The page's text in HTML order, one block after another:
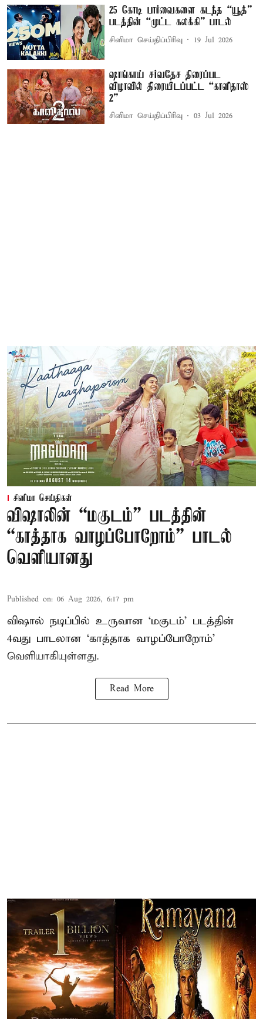
25 கோடி பார்வைகளை கடந்த “யூத்”
படத்தின் “முட்ட கலக்கி” பாடல்
சினிமா செய்திப்பிரிவு 19 Jul 2026
ஷாங்காய் சர்வதேச திரைப்பட
விழாவில் திரையிடப்பட்ட “காளிதாஸ்
2”
சினிமா செய்திப்பிரிவு 03 Jul 2026
சினிமா செய்திகள்
விஷாலின் “மகுடம்” படத்தின்
“காத்தாக வாழப்போறோம்” பாடல்
வெளியானது
Published on: 06 Aug 2026, 6:17 pm
விஷால் நடிப்பில் உருவான ‘மகுடம்’ படத்தின்
4வது பாடலான ‘காத்தாக வாழப்போறோம்’
வெளியாகியுள்ளது.
Read More